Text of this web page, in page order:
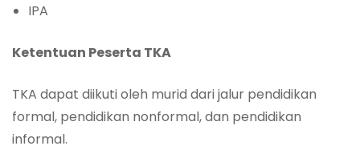
IPA
Ketentuan Peserta TKA
TKA dapat diikuti oleh murid dari jalur pendidikan
formal, pendidikan nonformal, dan pendidikan
informal.